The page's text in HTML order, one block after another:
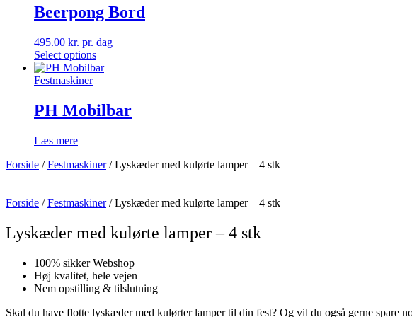
Beerpong Bord
495.00 kr. pr. dag
Select options
Festmaskiner
PH Mobilbar
Læs mere
Forside /Festmaskiner/ Lyskæder med kulørte lamper – 4 stk
Forside /Festmaskiner/ Lyskæder med kulørte lamper – 4 stk
Lyskæder med kulørte lamper – 4 stk
100% sikker Webshop
Høj kvalitet, hele vejen
Nem opstilling & tilslutning
Skal du have flotte lyskæder med kulørter lamper til din fest? Og vil du også gerne spare